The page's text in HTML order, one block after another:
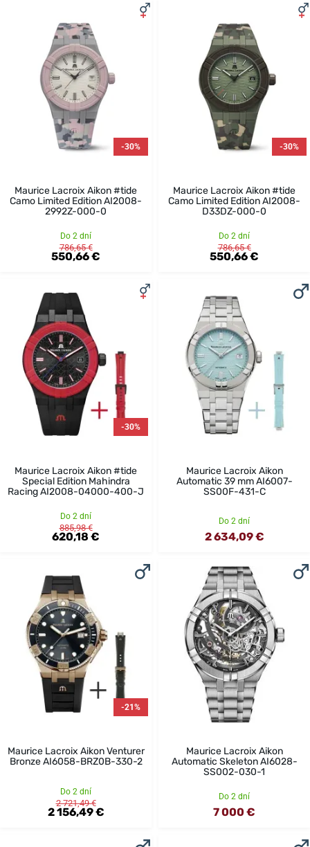
-30%
Maurice Lacroix Aikon #tide
Camo Limited Edition AI2008-
2992Z-000-0
Do 2 dní
786,65 €
550,66 €
-30%
Maurice Lacroix Aikon #tide
Camo Limited Edition AI2008-
D33DZ-000-0
Do 2 dní
786,65 €
550,66 €
-30%
Maurice Lacroix Aikon #tide
Special Edition Mahindra
Racing AI2008-04000-400-J
Do 2 dní
885,98 €
620,18 €
Maurice Lacroix Aikon
Automatic 39 mm AI6007-
SS00F-431-C
Do 2 dní
2 634,09 €
-21%
Maurice Lacroix Aikon Venturer
Bronze AI6058-BRZ0B-330-2
Do 2 dní
2 721,49 €
2 156,49 €
Maurice Lacroix Aikon
Automatic Skeleton AI6028-
SS002-030-1
Do 2 dní
7 000 €